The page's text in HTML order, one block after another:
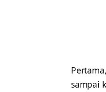
sampai